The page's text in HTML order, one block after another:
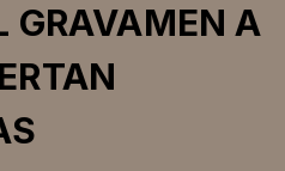
GRAVAMEN A